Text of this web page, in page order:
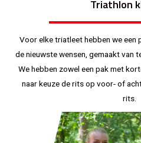
Triathlon
Voor elke triatleet hebben we een
de nieuwste wensen, gemaakt van
We hebben zowel een pak met
naar keuze de rits op voor- of
rits.